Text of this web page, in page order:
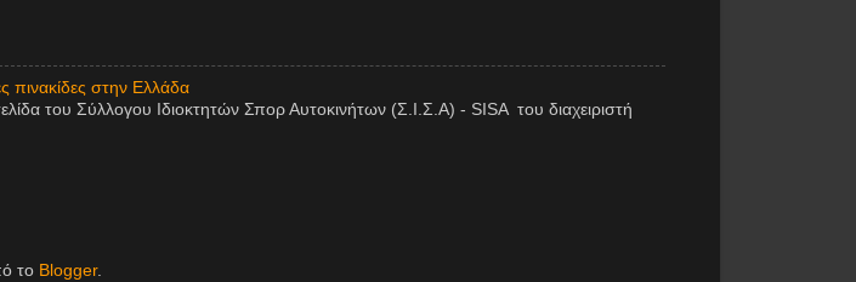
πινακίδες στην Ελλάδα
του Σύλλογου Ιδιοκτητών Σπορ Αυτοκινήτων (Σ.Ι.Σ.Α) - SISA του διαχειριστή
το Blogger.